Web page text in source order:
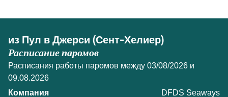
из Пул в Джерси (Сент-Хелиер)
Расписание паромов
Расписания работы паромов между 03/08/2026 и
09.08.2026
DFDS Seaways